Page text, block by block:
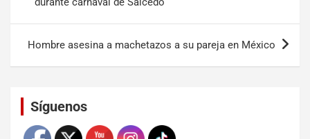
Hombre asesina a machetazos a su pareja en México
Síguenos